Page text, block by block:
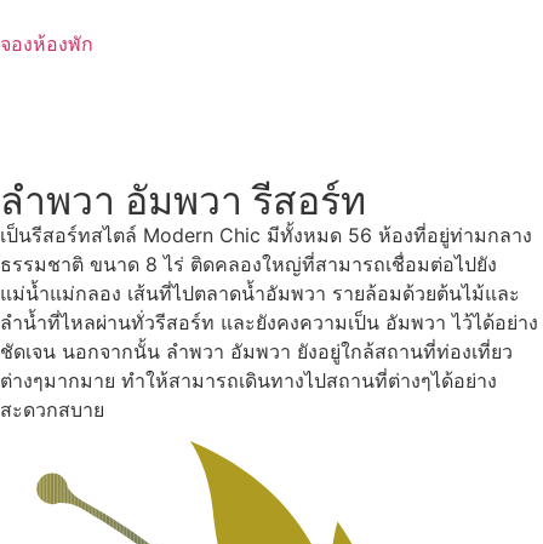
to
จองห้องพัก
ลำพวา อัมพวา รีสอร์ท
เป็นรีสอร์ทสไตล์ Modern Chic มีทั้งหมด 56 ห้องที่อยู่ท่ามกลาง
ธรรมชาติ ขนาด 8 ไร่ ติดคลองใหญ่ที่สามารถเชื่อมต่อไปยัง
แม่น้ำแม่กลอง เส้นที่ไปตลาดน้ำอัมพวา รายล้อมด้วยต้นไม้และ
ลำน้ำที่ไหลผ่านทั่วรีสอร์ท และยังคงความเป็น อัมพวา ไว้ได้อย่าง
ชัดเจน นอกจากนั้น ลำพวา อัมพวา ยังอยู่ใกล้สถานที่ท่องเที่ยว
ต่างๆมากมาย ทำให้สามารถเดินทางไปสถานที่ต่างๆได้อย่าง
สะดวกสบาย